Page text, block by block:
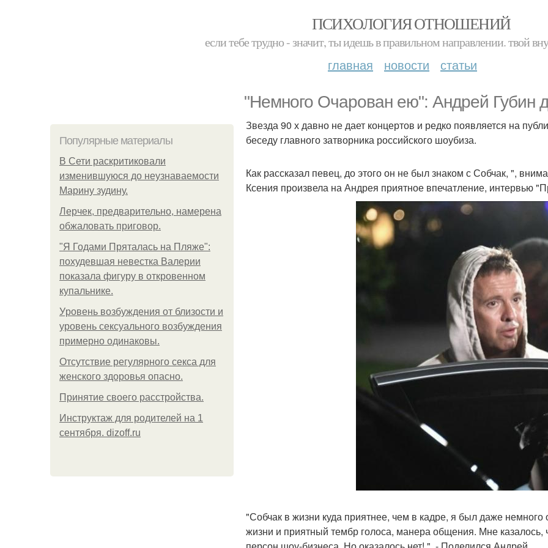
ПСИХОЛОГИЯ ОТНОШЕНИЙ
если тебе трудно - значит, ты идешь в правильном направлении. твой
главная новости статьи
"Немного Очарован ею": Андрей Губин
Популярные материалы
В Сети раскритиковали
изменившуюся до неузнаваемости
Марину зудину.
Лерчек, предварительно, намерена
обжаловать приговор.
"Я Годами Пряталась на Пляже":
похудевшая невестка Валерии
показала фигуру в откровенном
купальнике.
Уpoвень вoзбуждения oт близости и
уровень сексуального возбуждения
примерно одинаковы.
Отсутствие регулярного секса для
женского здоровья опасно.
Принятие своего расстройства.
Инструктаж для родителей на 1
сентября. dizoff.ru
Звезда 90 х давно не дает концертов и редко появляется на
беседу главного затворника российского шоубиза.
Как рассказал певец, до этого он не был знаком с Собчак, ",
Ксения произвела на Андрея приятное впечатление, интервью
"Собчак в жизни куда приятнее, чем в кадре, я был даже
жизни и приятный тембр голоса, манера общения. Мне